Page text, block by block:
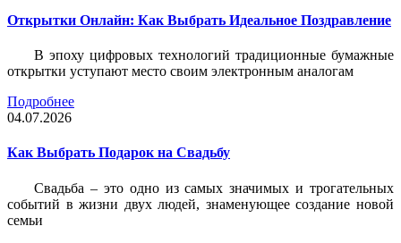
Открытки Онлайн: Как Выбрать Идеальное Поздравление
В эпоху цифровых технологий традиционные бумажные
открытки уступают место своим электронным аналогам
Подробнее
04.07.2026
Как Выбрать Подарок на Свадьбу
Свадьба – это одно из самых значимых и трогательных
событий в жизни двух людей, знаменующее создание новой
семьи